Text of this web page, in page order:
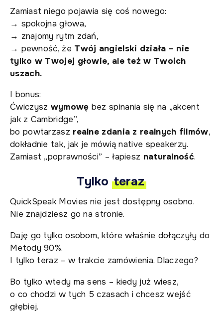
Zamiast niego pojawia się coś nowego:
→ spokojna głowa,
→ znajomy rytm zdań,
→ pewność, że Twój angielski działa – nie
tylko w Twojej głowie, ale też w Twoich
uszach.
I bonus:
Ćwiczysz wymowę bez spinania się na „akcent
jak z Cambridge”,
bo powtarzasz realne zdania z realnych filmów,
dokładnie tak, jak je mówią native speakerzy.
Zamiast „poprawności” – łapiesz naturalność.
Tylko teraz
QuickSpeak Movies nie jest dostępny osobno.
Nie znajdziesz go na stronie.
Daję go tylko osobom, które właśnie dołączyły do
Metody 90%.
I tylko teraz – w trakcie zamówienia. Dlaczego?
Bo tylko wtedy ma sens – kiedy już wiesz,
o co chodzi w tych 5 czasach i chcesz wejść
głębiej.